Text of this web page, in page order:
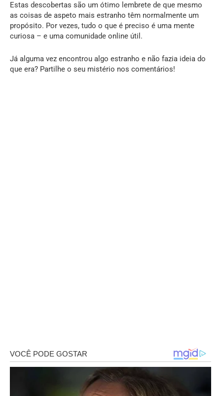
Estas descobertas são um ótimo lembrete de que mesmo
as coisas de aspeto mais estranho têm normalmente um
propósito. Por vezes, tudo o que é preciso é uma mente
curiosa – e uma comunidade online útil.
Já alguma vez encontrou algo estranho e não fazia ideia do
que era? Partilhe o seu mistério nos comentários!